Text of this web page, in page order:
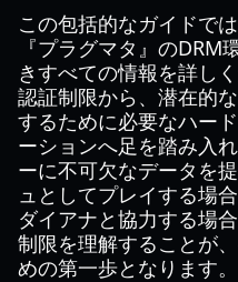
この包括的なガイドで
『プラグマタ』の
きすべての情報を詳し
認証制限から、潜在的
するために必要なハー
ーションへ足を踏み入
ーに不可欠なデータを
ュとしてプレイする場
ダイアナと協力する場
制限を理解することが
めの第一歩となります。